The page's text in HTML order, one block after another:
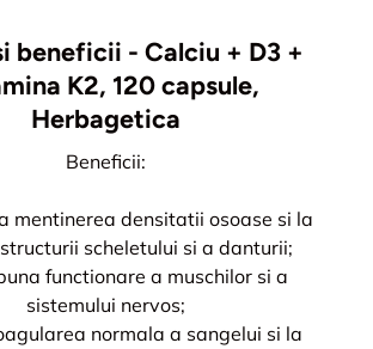
beneficii - Calciu + D3 +
K2, 120 capsule,
Herbagetica
Beneficii:
mentinerea densitatii osoase si la
scheletului si a danturii;
functionare a muschilor si a
sistemului nervos;
normala a sangelui si la